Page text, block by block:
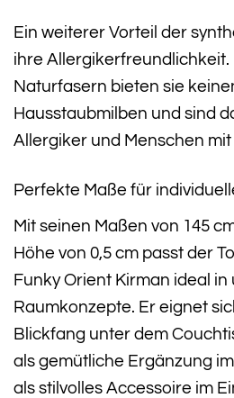
Ein weiterer Vorteil der
ihre Allergikerfreundlichkeit.
Naturfasern bieten sie
Hausstaubmilben und sind
Allergiker und Menschen
Perfekte Maße für
Mit seinen Maßen von 145
Höhe von 0,5 cm passt der
Funky Orient Kirman ideal
Raumkonzepte. Er eignet
Blickfang unter dem
als gemütliche Ergänzung
als stilvolles Accessoire im